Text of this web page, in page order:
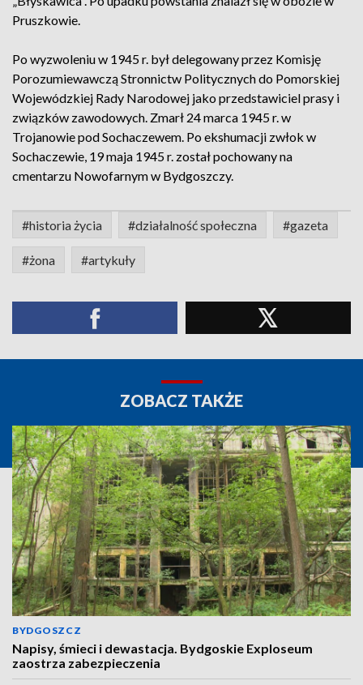
Pruszkowie.
Po wyzwoleniu w 1945 r. był delegowany przez Komisję
Porozumiewawczą Stronnictw Politycznych do Pomorskiej
Wojewódzkiej Rady Narodowej jako przedstawiciel prasy i
związków zawodowych. Zmarł 24 marca 1945 r. w
Trojanowie pod Sochaczewem. Po ekshumacji zwłok w
Sochaczewie, 19 maja 1945 r. został pochowany na
cmentarzu Nowofarnym w Bydgoszczy.
#historia życia #działalność społeczna #gazeta
#żona #artykuły
ZOBACZ TAKŻE
BYDGOSZCZ
Napisy, śmieci i dewastacja. Bydgoskie Exploseum
zaostrza zabezpieczenia